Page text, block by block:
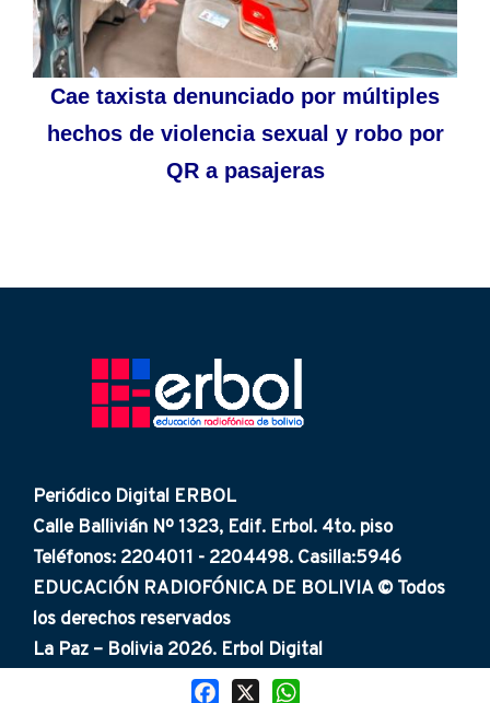
Facebook
Cae taxista denunciado por múltiples
hechos de violencia sexual y robo por
QR a pasajeras
Periódico Digital ERBOL
Calle Ballivián Nº 1323, Edif. Erbol. 4to. piso
Teléfonos: 2204011 - 2204498. Casilla:5946
EDUCACIÓN RADIOFÓNICA DE BOLIVIA © Todos
los derechos reservados
La Paz – Bolivia 2026. Erbol Digital